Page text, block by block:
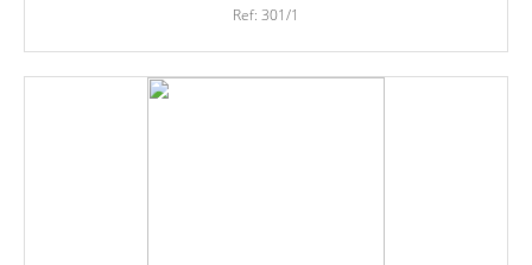
Ref: 301/1